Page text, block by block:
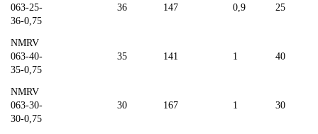
063-25-
36-0,75
36 147 0,9 25
NMRV
063-40-
35-0,75
35 141 1 40
NMRV
063-30-
30-0,75
30 167 1 30